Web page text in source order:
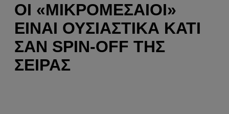
ΟΙ «ΜΙΚΡΟΜΕΣΑΊΟΙ»
ΕΊΝΑΙ ΟΥΣΙΑΣΤΙΚΆ ΚΆΤΙ
ΣΑΝ SPIN-OFF ΤΗΣ
ΣΕΙΡΆΣ